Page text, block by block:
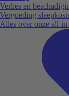
Verlies en
Vergoeding
Alles over onze all-